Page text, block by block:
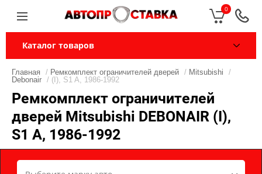
0
Каталог товаров
Главная / Ремкомплект ограничителей дверей / Mitsubishi
/
Debonair / (I), S1 A, 1986-1992
Ремкомплект ограничителей
дверей Mitsubishi DEBONAIR (I),
S1 A, 1986-1992